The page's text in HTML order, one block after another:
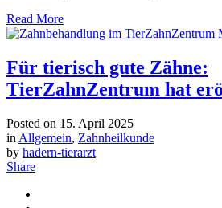
Read More
Für tierisch gute Zähne:
TierZahnZentrum hat
Posted on 15. April 2025
in Allgemein, Zahnheilkunde
by hadern-tierarzt
Share